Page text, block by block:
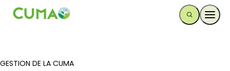
GESTION DE LA CUMA